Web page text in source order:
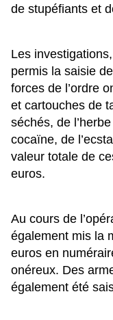
de stupéfiants et
Les
permis la saisie
forces de l’ordre
et cartouches de
séchés, de
cocaïne, de
valeur totale de
euros.
Au cours de
également mis la
euros en
onéreux. Des
également été